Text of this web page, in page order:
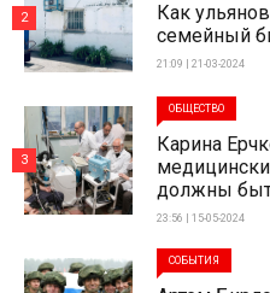
Как
семейный
21:09 | 21-03-2024
2
ОБЩЕСТВО
Карина
должны
23:56 | 15-05-2024
3
СОБЫТИЯ